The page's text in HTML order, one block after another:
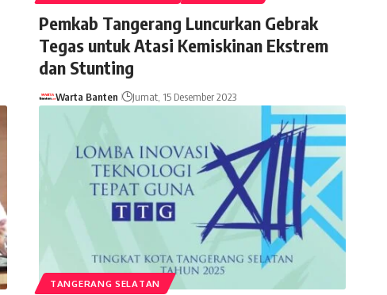
Pemkab Tangerang Luncurkan Gebrak
Tegas untuk Atasi Kemiskinan Ekstrem
dan Stunting
Warta Banten Jumat, 15 Desember 2023
TANGERANG SELATAN